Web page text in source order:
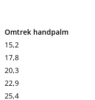
Omtrek handpalm
15,2
17,8
20,3
22,9
25,4